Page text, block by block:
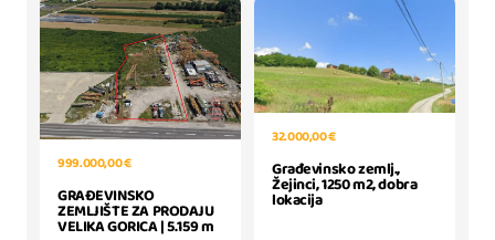
999.000,00 €
GRAĐEVINSKO
ZEMLJIŠTE ZA PRODAJU
VELIKA GORICA | 5.159 m
32.000,00 €
Građevinsko zemlj.,
Žejinci, 1250 m2, dobra
lokacija